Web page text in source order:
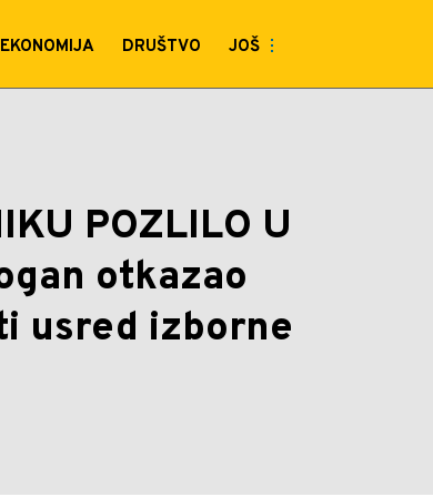
U PRENOSU
EKONOMIJA DRUŠTVO JOŠ
POZLILO U
otkazao
usred izborne